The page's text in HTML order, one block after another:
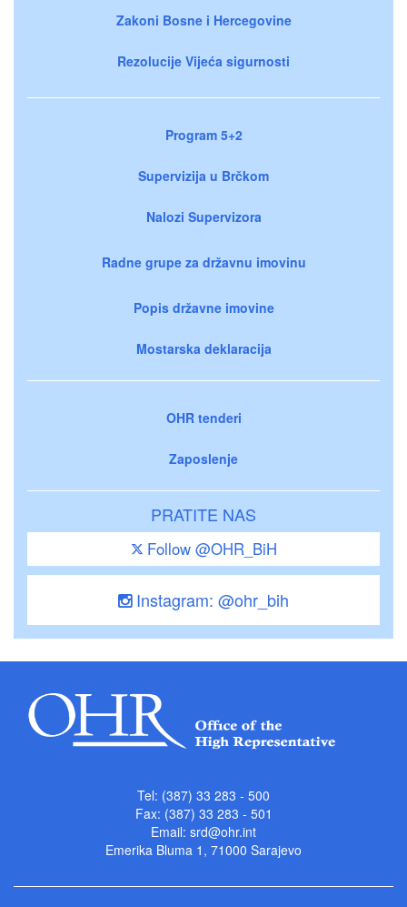
Zakoni Bosne i Hercegovine
Rezolucije Vijeća sigurnosti
Program 5+2
Supervizija u Brčkom
Nalozi Supervizora
Radne grupe za državnu imovinu
Popis državne imovine
Mostarska deklaracija
OHR tenderi
Zaposlenje
PRATITE NAS
Follow @OHR_BiH
Instagram: @ohr_bih
Tel: (387) 33 283 - 500
Fax: (387) 33 283 - 501
Email: srd@ohr.int
Emerika Bluma 1, 71000 Sarajevo